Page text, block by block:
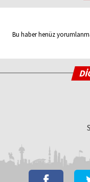
Bu haber henüz